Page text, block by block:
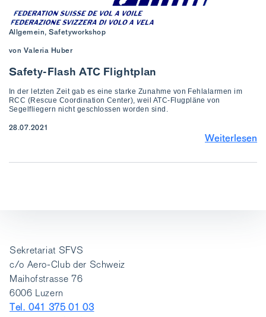
Allgemein, Safetyworkshop
von Valeria Huber
Safety-Flash ATC Flightplan
In der letzten Zeit gab es eine starke Zunahme von Fehlalarmen im
RCC (Rescue Coordination Center), weil ATC-Flugpläne von
Segelfliegern nicht geschlossen worden sind.
28.07.2021
Weiterlesen
Sekretariat SFVS
c/o Aero-Club der Schweiz
Maihofstrasse 76
6006 Luzern
Tel. 041 375 01 03